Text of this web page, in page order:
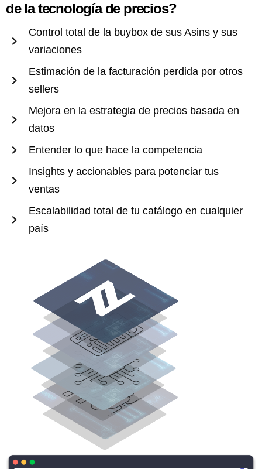
de la tecnología de precios?
Control total de la buybox de sus Asins y sus
variaciones
Estimación de la facturación perdida por otros
sellers
Mejora en la estrategia de precios basada en
datos
Entender lo que hace la competencia
Insights y accionables para potenciar tus
ventas
Escalabilidad total de tu catálogo en cualquier
país